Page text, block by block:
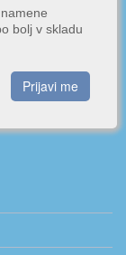
bolj v skladu
Prijavi me